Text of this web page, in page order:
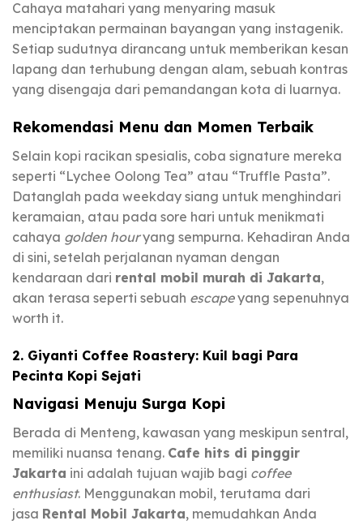
Cahaya matahari yang menyaring masuk
menciptakan permainan bayangan yang instagenik.
Setiap sudutnya dirancang untuk memberikan kesan
lapang dan terhubung dengan alam, sebuah kontras
yang disengaja dari pemandangan kota di luarnya.
Rekomendasi Menu dan Momen Terbaik
Selain kopi racikan spesialis, coba signature mereka
seperti “Lychee Oolong Tea” atau “Truffle Pasta”.
Datanglah pada weekday siang untuk menghindari
keramaian, atau pada sore hari untuk menikmati
cahaya golden houryang sempurna. Kehadiran Anda
di sini, setelah perjalanan nyaman dengan
kendaraan dari rental mobil murah di Jakarta,
akan terasa seperti sebuah escapeyang sepenuhnya
worth it.
2. Giyanti Coffee Roastery: Kuil bagi Para
Pecinta Kopi Sejati
Navigasi Menuju Surga Kopi
Berada di Menteng, kawasan yang meskipun sentral,
memiliki nuansa tenang. Cafe hits di pinggir
Jakarta ini adalah tujuan wajib bagi coffee
enthusiast. Menggunakan mobil, terutama dari
jasa Rental Mobil Jakarta, memudahkan Anda